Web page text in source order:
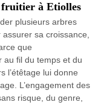
à Etiolles
plusieurs arbres
sa croissance,
que
au fil du temps et du
l’étêtage lui donne
L’engagement des
risque, du genre,